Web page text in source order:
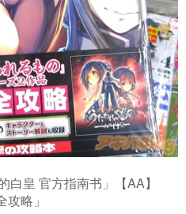
白皇 官方指南书」【AA】
略」